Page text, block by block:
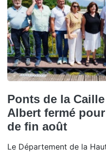
Ponts de la
Albert fermé
de fin août
Le Département de la